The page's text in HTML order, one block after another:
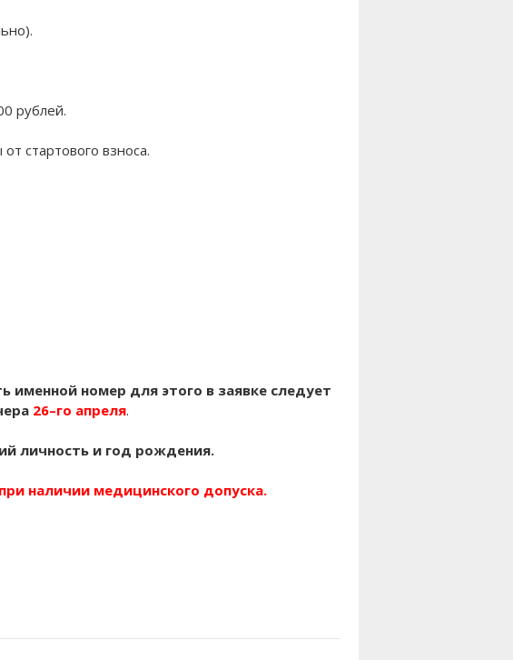
рублей.
стартового взноса.
именной номер для этого в заявке следует
26–го апреля.
личность и год рождения.
наличии медицинского допуска.